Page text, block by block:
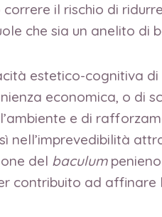
il rischio di
che sia un anelito di
estetico-cognitiva
economica, o di
e di
nell’imprevedibilità
del baculum
contribuito ad